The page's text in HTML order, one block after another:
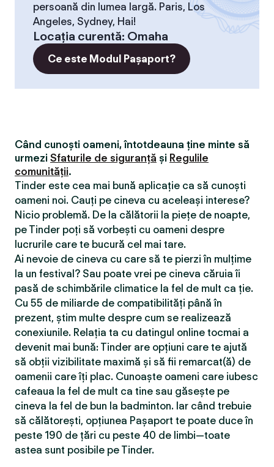
persoană din lumea largă. Paris, Los
Angeles, Sydney, Hai!
Locaţia curentă: Omaha
Ce este Modul Pașaport?
Când cunoști oameni, întotdeauna ține minte să
urmezi Sfaturile de siguranță și Regulile
comunității.
Tinder este cea mai bună aplicație ca să cunoști
oameni noi. Cauți pe cineva cu aceleași interese?
Nicio problemă. De la călătorii la piețe de noapte,
pe Tinder poți să vorbești cu oameni despre
lucrurile care te bucură cel mai tare.
Ai nevoie de cineva cu care să te pierzi în mulțime
la un festival? Sau poate vrei pe cineva căruia îi
pasă de schimbările climatice la fel de mult ca ție.
Cu 55 de miliarde de compatibilităţi până în
prezent, știm multe despre cum se realizează
conexiunile. Relația ta cu datingul online tocmai a
devenit mai bună: Tinder are opțiuni care te ajută
să obții vizibilitate maximă și să fii remarcat(ă) de
oamenii care îți plac. Cunoaște oameni care iubesc
cafeaua la fel de mult ca tine sau găsește pe
cineva la fel de bun la badminton. Iar când trebuie
să călătorești, opțiunea Pașaport te poate duce în
peste 190 de țări cu peste 40 de limbi—toate
astea sunt posibile pe Tinder.